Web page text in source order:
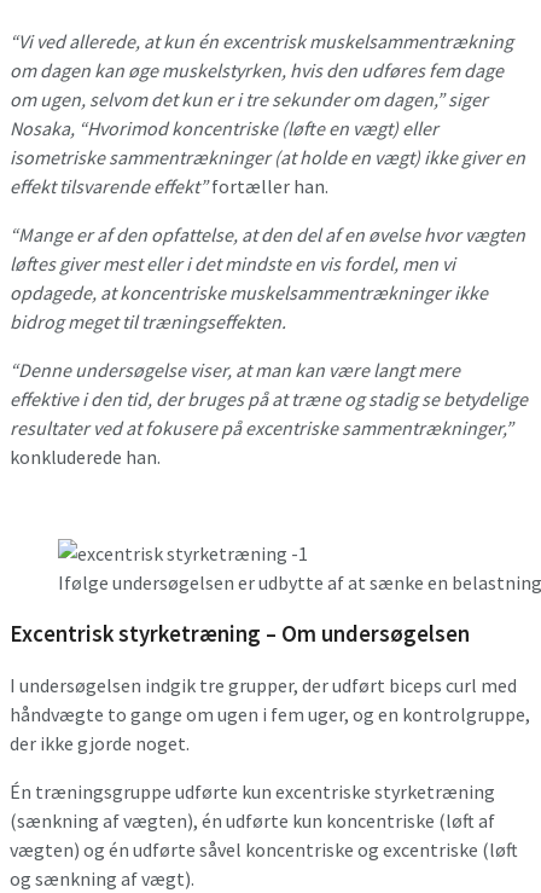
“Vi ved allerede, at kun én excentrisk muskelsammentrækning
om dagen kan øge muskelstyrken, hvis den udføres fem dage
om ugen, selvom det kun er i tre sekunder om dagen,” siger
Nosaka, “Hvorimod koncentriske (løfte en vægt) eller
isometriske sammentrækninger (at holde en vægt) ikke giver en
effekt tilsvarende effekt”fortæller han.
“Mange er af den opfattelse, at den del af en øvelse hvor vægten
løftes giver mest eller i det mindste en vis fordel, men vi
opdagede, at koncentriske muskelsammentrækninger ikke
bidrog meget til træningseffekten.
“Denne undersøgelse viser, at man kan være langt mere
effektive i den tid, der bruges på at træne og stadig se betydelige
resultater ved at fokusere på excentriske sammentrækninger,”
konkluderede han.
Ifølge undersøgelsen er udbytte af at sænke en
Excentrisk styrketræning – Om undersøgelsen
I undersøgelsen indgik tre grupper, der udført biceps curl med
håndvægte to gange om ugen i fem uger, og en kontrolgruppe,
der ikke gjorde noget.
Én træningsgruppe udførte kun excentriske styrketræning
(sænkning af vægten), én udførte kun koncentriske (løft af
vægten) og én udførte såvel koncentriske og excentriske (løft
og sænkning af vægt).